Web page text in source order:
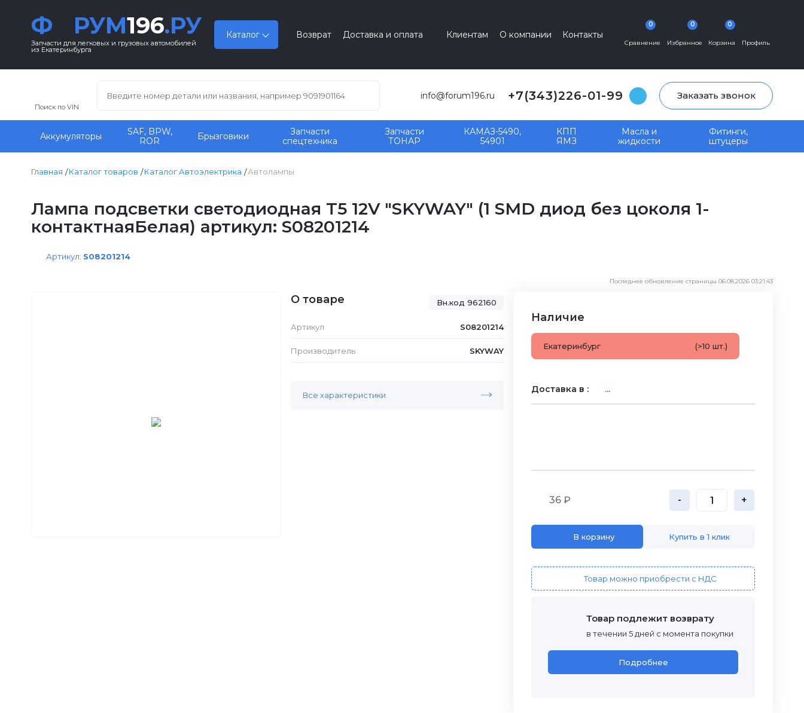
Ф РУМ196.РУ
Запчасти для легковых и грузовых автомобилей
из Екатеринбурга
Каталог Возврат Доставка и оплата Клиентам О компании Контакты
Сравнение
0
Избранное
0
Корзина
0
Профиль
Поиск по VIN
info@forum196.ru +7(343)226-01-99 Заказать звонок
Аккумуляторы
SAF, BPW,
ROR
Брызговики
Запчасти
спецтехника
Запчасти
ТОНАР
КАМАЗ-5490,
54901
КПП
ЯМЗ
Масла и
жидкости
Фитинги,
штуцеры
Главная Каталог товаров Каталог Автоэлектрика Автолампы
Лампа подсветки светодиодная T5 12V "SKYWAY" (1 SMD диод без цоколя 1-
контактнаяБелая) артикул: S08201214
Артикул: S08201214
Последнее обновление страницы 06.08.2026 03:21:43
Вн.код 962160
О товаре
Артикул S08201214
Производитель SKYWAY
Все характеристики
Наличие
Екатеринбург (>10 шт.)
Доставка в : ...
36 ₽ - +
В корзину Купить в 1 клик
Товар можно приобрести с НДС
Товар подлежит возврату
в течении 5 дней с момента покупки
Подробнее